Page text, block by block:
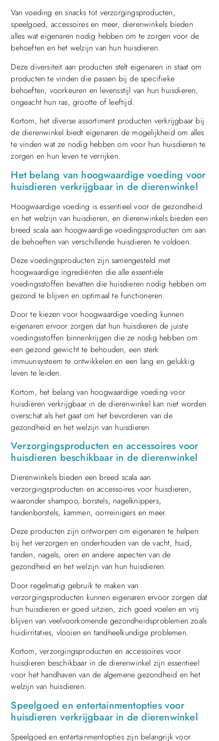
Van voeding en snacks tot verzorgingsproducten,
speelgoed, accessoires en meer, dierenwinkels bieden
alles wat eigenaren nodig hebben om te zorgen voor de
behoeften en het welzijn van hun huisdieren.
Deze diversiteit aan producten stelt eigenaren in staat om
producten te vinden die passen bij de specifieke
behoeften, voorkeuren en levensstijl van hun huisdieren,
ongeacht hun ras, grootte of leeftijd.
Kortom, het diverse assortiment producten verkrijgbaar bij
de dierenwinkel biedt eigenaren de mogelijkheid om alles
te vinden wat ze nodig hebben om voor hun huisdieren te
zorgen en hun leven te verrijken.
Het belang van hoogwaardige voeding voor
huisdieren verkrijgbaar in de dierenwinkel
Hoogwaardige voeding is essentieel voor de gezondheid
en het welzijn van huisdieren, en dierenwinkels bieden een
breed scala aan hoogwaardige voedingsproducten om aan
de behoeften van verschillende huisdieren te voldoen.
Deze voedingsproducten zijn samengesteld met
hoogwaardige ingrediënten die alle essentiële
voedingsstoffen bevatten die huisdieren nodig hebben om
gezond te blijven en optimaal te functioneren.
Door te kiezen voor hoogwaardige voeding kunnen
eigenaren ervoor zorgen dat hun huisdieren de juiste
voedingsstoffen binnenkrijgen die ze nodig hebben om
een gezond gewicht te behouden, een sterk
immuunsysteem te ontwikkelen en een lang en gelukkig
leven te leiden.
Kortom, het belang van hoogwaardige voeding voor
huisdieren verkrijgbaar in de dierenwinkel kan niet worden
overschat als het gaat om het bevorderen van de
gezondheid en het welzijn van huisdieren.
Verzorgingsproducten en accessoires voor
huisdieren beschikbaar in de dierenwinkel
Dierenwinkels bieden een breed scala aan
verzorgingsproducten en accessoires voor huisdieren,
waaronder shampoo, borstels, nagelknippers,
tandenborstels, kammen, oorreinigers en meer.
Deze producten zijn ontworpen om eigenaren te helpen
bij het verzorgen en onderhouden van de vacht, huid,
tanden, nagels, oren en andere aspecten van de
gezondheid en het welzijn van hun huisdieren.
Door regelmatig gebruik te maken van
verzorgingsproducten kunnen eigenaren ervoor zorgen dat
hun huisdieren er goed uitzien, zich goed voelen en vrij
blijven van veelvoorkomende gezondheidsproblemen zoals
huidirritaties, vlooien en tandheelkundige problemen.
Kortom, verzorgingsproducten en accessoires voor
huisdieren beschikbaar in de dierenwinkel zijn essentieel
voor het handhaven van de algemene gezondheid en het
welzijn van huisdieren.
Speelgoed en entertainmentopties voor
huisdieren verkrijgbaar in de dierenwinkel
Speelgoed en entertainmentopties zijn belangrijk voor